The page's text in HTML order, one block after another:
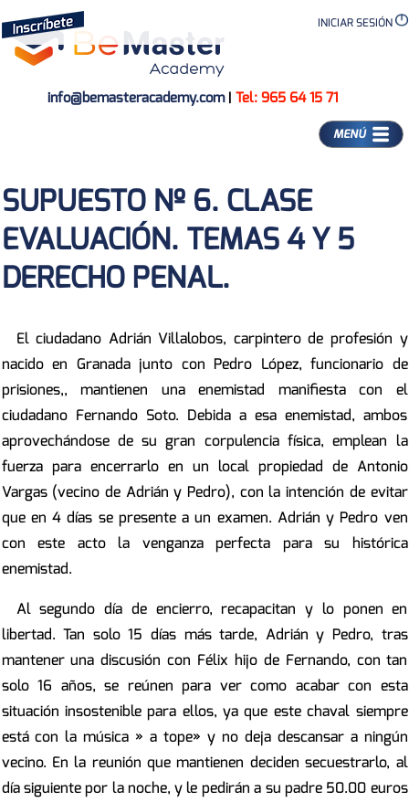
INICIAR SESIÓN
info@bemasteracademy.com| Tel: 965 64 15 71
MENÚ
SUPUESTO Nº 6. CLASE
EVALUACIÓN. TEMAS 4 Y 5
DERECHO PENAL.
El ciudadano Adrián Villalobos, carpintero de profesión y
nacido en Granada junto con Pedro López, funcionario de
prisiones,, mantienen una enemistad manifiesta con el
ciudadano Fernando Soto. Debida a esa enemistad, ambos
aprovechándose de su gran corpulencia física, emplean la
fuerza para encerrarlo en un local propiedad de Antonio
Vargas (vecino de Adrián y Pedro), con la intención de evitar
que en 4 días se presente a un examen. Adrián y Pedro ven
con este acto la venganza perfecta para su histórica
enemistad.
Al segundo día de encierro, recapacitan y lo ponen en
libertad. Tan solo 15 días más tarde, Adrián y Pedro, tras
mantener una discusión con Félix hijo de Fernando, con tan
solo 16 años, se reúnen para ver como acabar con esta
situación insostenible para ellos, ya que este chaval siempre
está con la música » a tope» y no deja descansar a ningún
vecino. En la reunión que mantienen deciden secuestrarlo, al
día siguiente por la noche, y le pedirán a su padre 50.00 euros